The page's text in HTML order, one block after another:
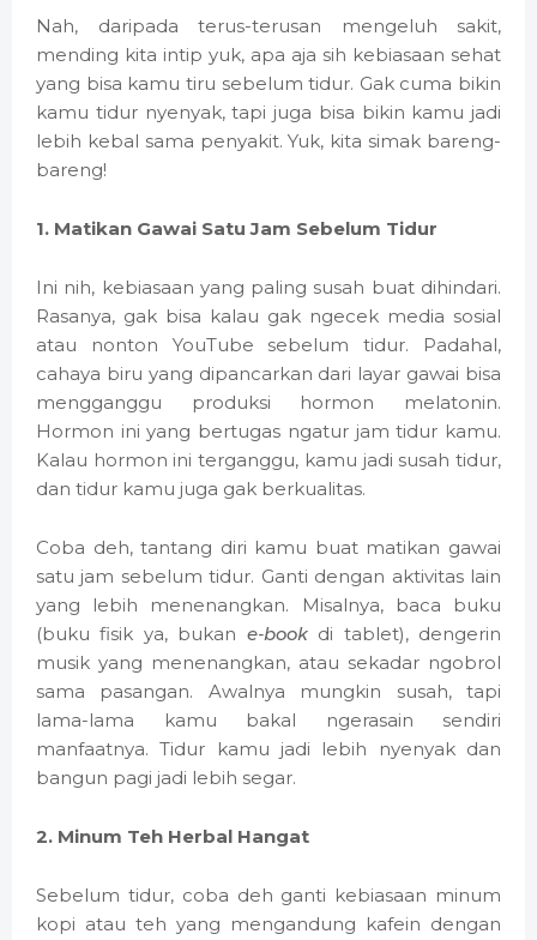
Nah, daripada terus-terusan mengeluh sakit,
mending kita intip yuk, apa aja sih kebiasaan sehat
yang bisa kamu tiru sebelum tidur. Gak cuma bikin
kamu tidur nyenyak, tapi juga bisa bikin kamu jadi
lebih kebal sama penyakit. Yuk, kita simak bareng-
bareng!
1. Matikan Gawai Satu Jam Sebelum Tidur
Ini nih, kebiasaan yang paling susah buat dihindari.
Rasanya, gak bisa kalau gak ngecek media sosial
atau nonton YouTube sebelum tidur. Padahal,
cahaya biru yang dipancarkan dari layar gawai bisa
mengganggu produksi hormon melatonin.
Hormon ini yang bertugas ngatur jam tidur kamu.
Kalau hormon ini terganggu, kamu jadi susah tidur,
dan tidur kamu juga gak berkualitas.
Coba deh, tantang diri kamu buat matikan gawai
satu jam sebelum tidur. Ganti dengan aktivitas lain
yang lebih menenangkan. Misalnya, baca buku
(buku fisik ya, bukan e-bookdi tablet), dengerin
musik yang menenangkan, atau sekadar ngobrol
sama pasangan. Awalnya mungkin susah, tapi
lama-lama kamu bakal ngerasain sendiri
manfaatnya. Tidur kamu jadi lebih nyenyak dan
bangun pagi jadi lebih segar.
2. Minum Teh Herbal Hangat
Sebelum tidur, coba deh ganti kebiasaan minum
kopi atau teh yang mengandung kafein dengan